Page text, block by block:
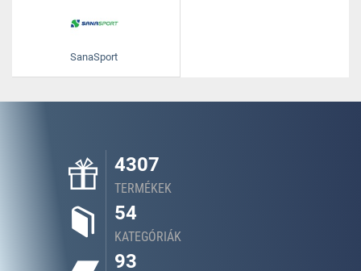
SanaSport
4307
TERMÉKEK
54
KATEGÓRIÁK
93